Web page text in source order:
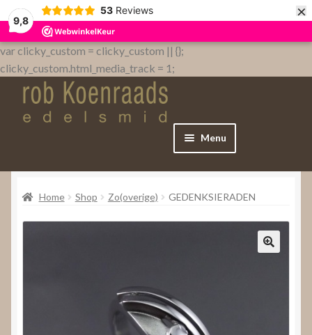
9,8
53 Reviews ×
var clicky_custom = clicky_custom || {};
clicky_custom.html_media_track = 1;
Menu
Home
Home Shop Zo(overige) GEDENKSIERADEN